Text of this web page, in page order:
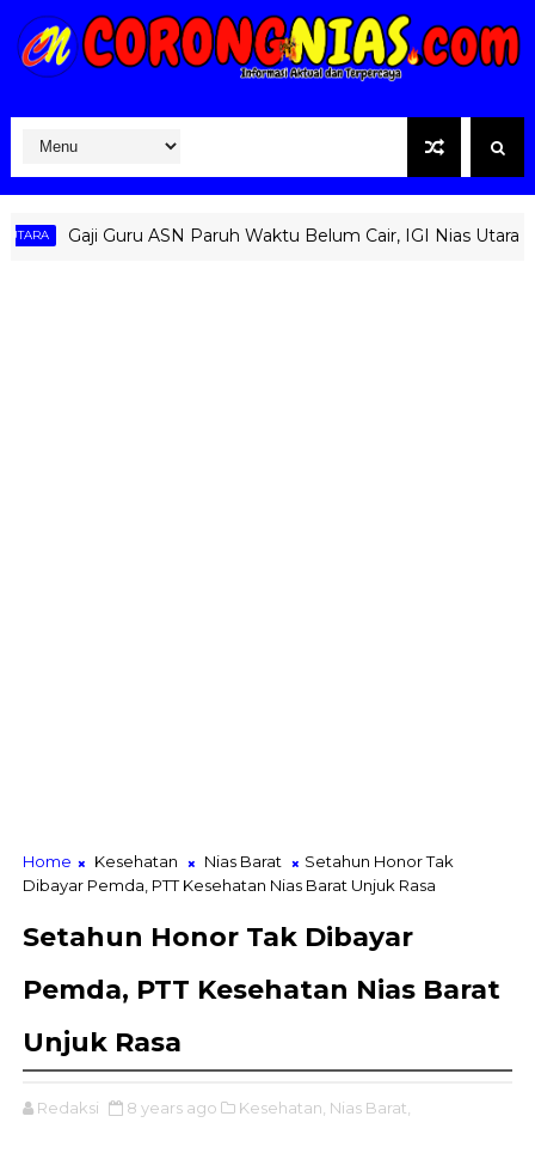
Gaji Guru ASN Paruh Waktu Belum Cair, IGI Nias Utara
Home Kesehatan Nias Barat
Setahun Honor Tak
Dibayar Pemda, PTT Kesehatan Nias Barat Unjuk Rasa
Setahun Honor Tak Dibayar
Pemda, PTT Kesehatan Nias Barat
Unjuk Rasa
Redaksi 8 years ago Kesehatan, Nias Barat,